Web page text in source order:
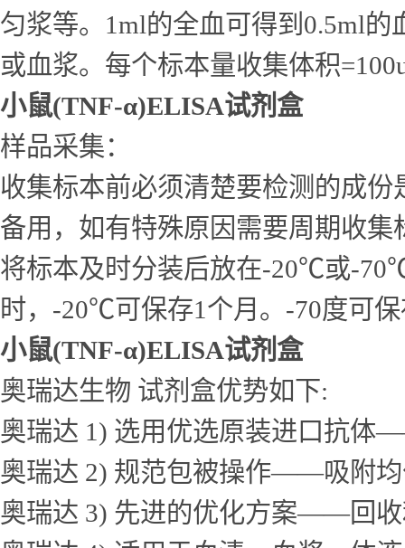
匀浆等。1ml的全血可得到0.5ml的
或血浆。每个标本量收集体积
小鼠(TNF-α)ELISA试剂盒
样品采集：
收集标本前必须清楚要检测的成
备用，如有特殊原因需要周期收集
将标本及时分装后放在-20℃或-
时，-20℃可保存1个月。-70度可
小鼠(TNF-α)ELISA试剂盒
奥瑞达生物 试剂盒优势如下:
奥瑞达 1) 选用优选原装进口抗
奥瑞达 2) 规范包被操作——吸附
奥瑞达 3) 先进的优化方案——回